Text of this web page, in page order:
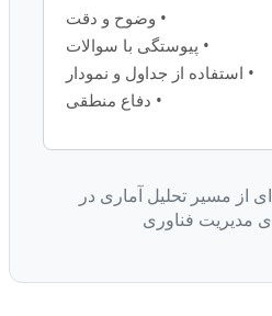
• وضوح و دقت
• پیوستگی با سوالات
• استفاده از جداول و نمودار
• دفاع منطقی
از مسیر تحلیل آماری در
مدیریت فناوری